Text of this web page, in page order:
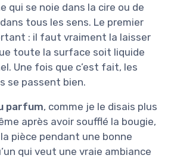
qui se noie dans la cire ou de
tous les sens. Le premier
: il faut vraiment la laisser
toute la surface soit liquide
Une fois que c’est fait, les
se passent bien.
parfum, comme je le disais plus
après avoir soufflé la bougie,
pièce pendant une bonne
qui veut une vraie ambiance